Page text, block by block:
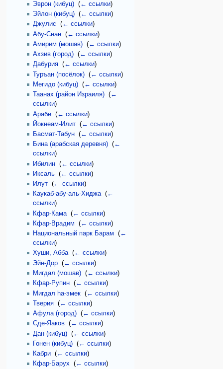
Эврон (кибуц) ‎(← ссылки)
Эйлон (кибуц) ‎(← ссылки)
Джулис ‎(← ссылки)
Абу-Снан ‎(← ссылки)
Амирим (мошав) ‎(← ссылки)
Ахзив (город) ‎(← ссылки)
Дабурия ‎(← ссылки)
Туръан (посёлок) ‎(← ссылки)
Мегидо (кибуц) ‎(← ссылки)
Таанах (район Израиля) ‎(←
ссылки)
Арабе ‎(← ссылки)
Йокнеам-Илит ‎(← ссылки)
Басмат-Табун ‎(← ссылки)
Бина (арабская деревня) ‎(←
ссылки)
Ибилин ‎(← ссылки)
Иксаль ‎(← ссылки)
Илут ‎(← ссылки)
Каукаб-абу-аль-Хиджа‎(←
ссылки)
Кфар-Кама ‎(← ссылки)
Кфар-Врадим ‎(← ссылки)
Национальный парк Барам ‎(←
ссылки)
Хуши, Абба‎(← ссылки)
Эйн-Дор ‎(← ссылки)
Мигдал (мошав) ‎(← ссылки)
Кфар-Рупин ‎(← ссылки)
Мигдал hа-эмек ‎(← ссылки)
Тверия ‎(← ссылки)
Афула (город) ‎(← ссылки)
Сде-Яаков ‎(← ссылки)
Дан (кибуц) ‎(← ссылки)
Гонен (кибуц) ‎(← ссылки)
Кабри ‎(← ссылки)
Кфар-Барух ‎(← ссылки)